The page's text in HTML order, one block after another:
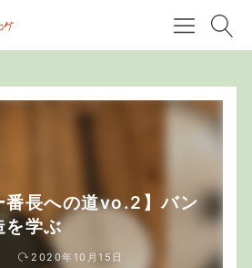
番長への道vo.2】バン
を学ぶ
2020年10月15日